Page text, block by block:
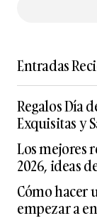
Entradas
Regalos Día
Exquisitas y
Los mejores
2026, ideas
Cómo hacer
empezar a